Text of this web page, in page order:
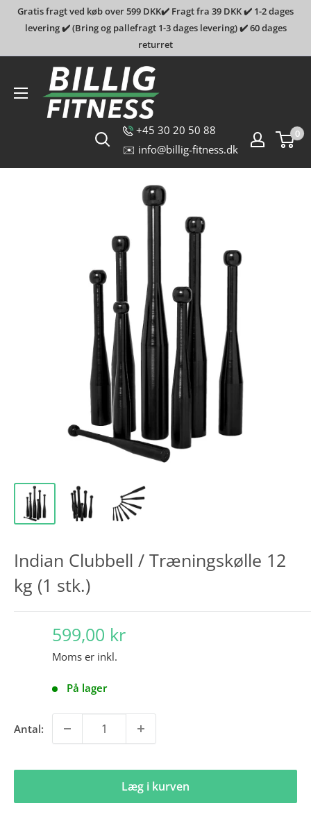
Gratis fragt ved køb over 599 DKK✔️ Fragt fra 39 DKK ✔️ 1-2 dages
levering ✔️ (Bring og pallefragt 1-3 dages levering) ✔️ 60 dages
returret
Billig-
fitness.dk
+45 30 20 50 88
✉️ info@billig-fitness.dk
0
Indian Clubbell / Træningskølle 12
kg (1 stk.)
599,00 kr
Moms er inkl.
På lager
Antal:
Læg i kurven